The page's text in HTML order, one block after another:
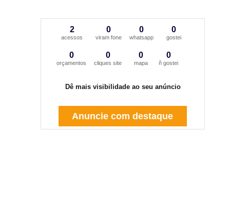
2
acessos
0
viram fone
0
whatsapp
0
gostei
0
orçamentos
0
cliques site
0
mapa
0
ñ gostei
Dê mais visibilidade ao seu anúncio
Anuncie com destaque